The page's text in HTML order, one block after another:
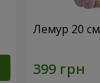
Лемур 20 см